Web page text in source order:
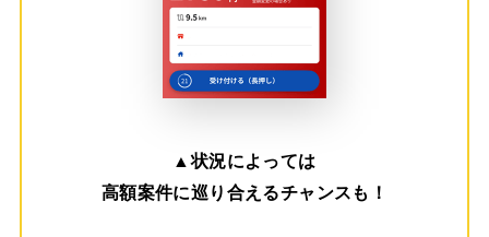
▲状況によっては
高額案件に巡り合えるチャンスも！